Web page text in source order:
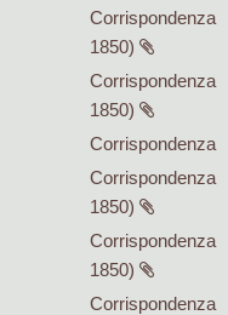
Corrispondenza
1850)
Corrispondenza
1850)
Corrispondenza
Corrispondenza
1850)
Corrispondenza
1850)
Corrispondenza